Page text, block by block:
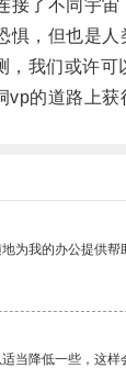
了不同宇宙
，但也是人
我们或许可
的道路上获
为我的办公提供
当降低一些，这样